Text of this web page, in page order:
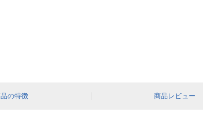
の特徴 商品レビュー